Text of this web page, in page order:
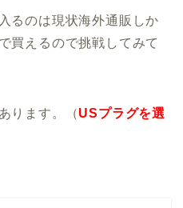
るのは現状海外通販しか
買えるので挑戦してみて
ります。（USプラグを選